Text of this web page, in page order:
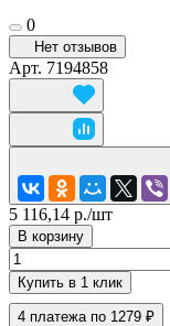
0
Нет отзывов
Арт. 7194858
5 116,14 р./шт
В корзину
Купить в 1 клик
4 платежа по 1279 ₽